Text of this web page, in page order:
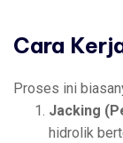
Cara
Proses ini
Jacking
hidrolik